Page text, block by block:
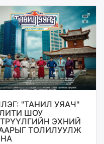
"ТАНИЛ УЯАЧ"
ШОУ
ЭХНИЙ
ТОЛИЛУУЛЖ